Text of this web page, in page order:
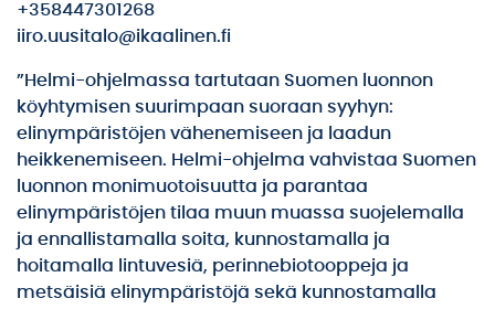
+358447301268
iiro.uusitalo@ikaalinen.fi
”Helmi-ohjelmassa tartutaan Suomen luonnon
köyhtymisen suurimpaan suoraan syyhyn:
elinympäristöjen vähenemiseen ja laadun
heikkenemiseen. Helmi-ohjelma vahvistaa Suomen
luonnon monimuotoisuutta ja parantaa
elinympäristöjen tilaa muun muassa suojelemalla
ja ennallistamalla soita, kunnostamalla ja
hoitamalla lintuvesiä, perinnebiotooppeja ja
metsäisiä elinympäristöjä sekä kunnostamalla